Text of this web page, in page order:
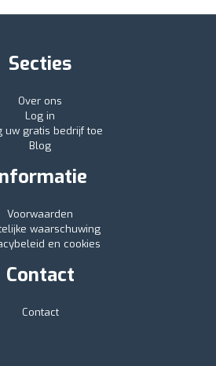
Secties
Over ons
Log in
uw gratis bedrijf toe
Blog
Voorwaarden
waarschuwing
en cookies
Contact
Contact